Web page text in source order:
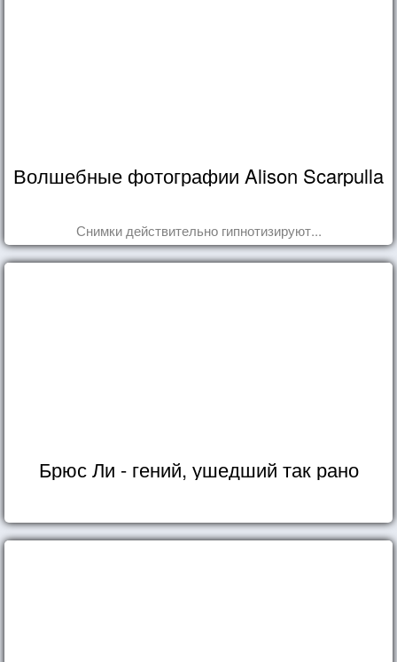
Волшебные фотографии Alison Scarpulla
Снимки действительно гипнотизируют...
Брюс Ли - гений, ушедший так рано